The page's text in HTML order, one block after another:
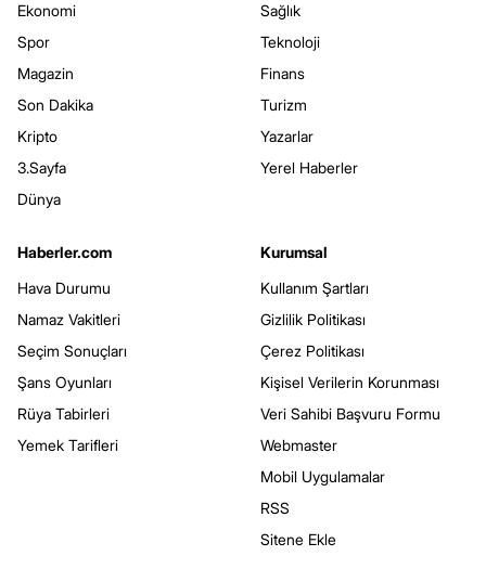
Ekonomi
Spor
Magazin
Son Dakika
Kripto
3.Sayfa
Dünya
Sağlık
Teknoloji
Finans
Turizm
Yazarlar
Yerel Haberler
Haberler.com
Hava Durumu
Namaz Vakitleri
Seçim Sonuçları
Şans Oyunları
Rüya Tabirleri
Yemek Tarifleri
Kurumsal
Kullanım Şartları
Gizlilik Politikası
Çerez Politikası
Kişisel Verilerin Korunması
Veri Sahibi Başvuru Formu
Webmaster
Mobil Uygulamalar
RSS
Sitene Ekle